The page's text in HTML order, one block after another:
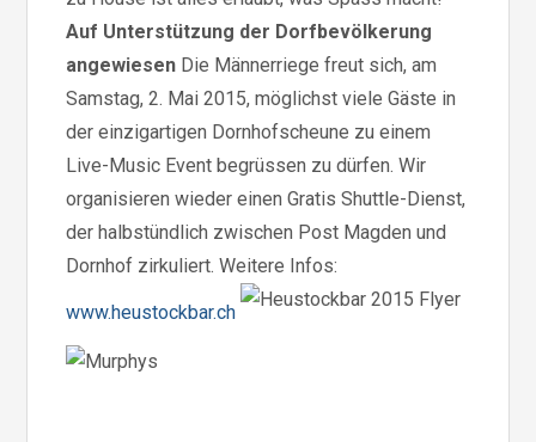
Auf Unterstützung der Dorfbevölkerung
angewiesen Die Männerriege freut sich, am
Samstag, 2. Mai 2015, möglichst viele Gäste in
der einzigartigen Dornhofscheune zu einem
Live-Music Event begrüssen zu dürfen. Wir
organisieren wieder einen Gratis Shuttle-Dienst,
der halbstündlich zwischen Post Magden und
Dornhof zirkuliert. Weitere Infos:
www.heustockbar.ch